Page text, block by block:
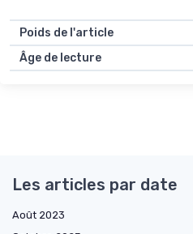
Poids de l'article
Âge de lecture
Les articles par date
Août 2023